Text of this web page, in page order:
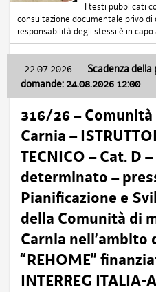
I testi pubblicati
consultazione documentale privo di
responsabilità degli stessi è in
22.07.2026 - Scadenza
domande: 24.08.2026 12:00
316/26 –
Carnia –
TECNICO – Cat. D
determinato –
Pianificazione e
della Comunità di
Carnia
“REHOME”
INTERREG ITALIA-